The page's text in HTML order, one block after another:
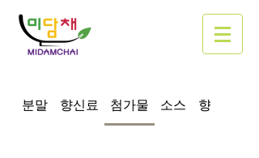
분말 향신료 첨가물 소스 향미유